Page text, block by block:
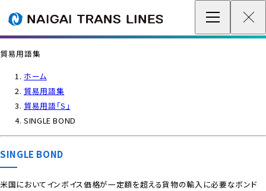
企業情報 / グローバルネットワーク
各種情報
貿易用語集
ホーム
貿易用語集
貿易用語「S」
SINGLE BOND
SINGLE BOND
米国においてインボイス価格が一定額を超える貨物の輸入に必要なボンド